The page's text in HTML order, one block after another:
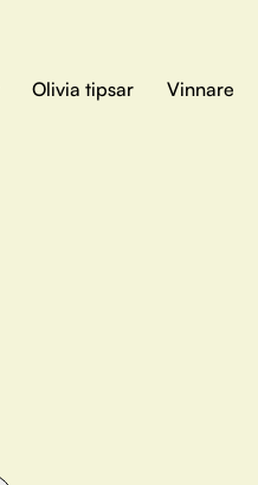
Olivia tipsar Vinnare